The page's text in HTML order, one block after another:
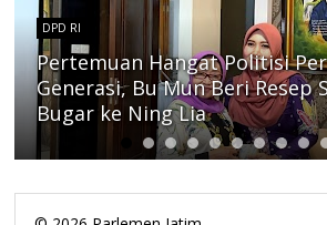
DPD RI
Pertemuan Hangat Politisi
Generasi, Bu Mun Beri Resep
Bugar ke Ning Lia